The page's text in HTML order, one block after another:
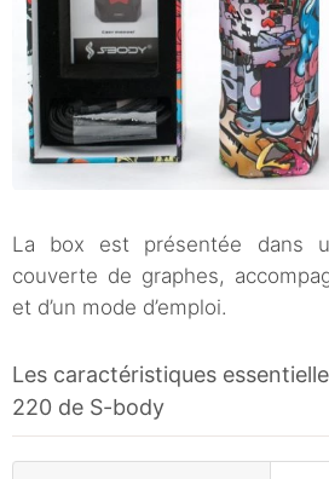
La box est présentée dans
couverte de graphes,
et d’un mode d’emploi.
Les caractéristiques
220 de S-body